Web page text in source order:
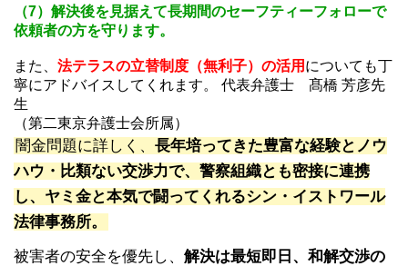
（7）解決後を見据えて長期間のセーフティーフォローで
依頼者の方を守ります。
また、 法テラスの立替制度（無利子）の活用 についても丁
寧にアドバイスしてくれます。 代表弁護士 髙橋 芳彦先
生
（第二東京弁護士会所属）
闇金問題に詳しく、 長年培ってきた豊富な経験とノウ
ハウ・比類ない交渉力で、警察組織とも密接に連携
し、ヤミ金と本気で闘ってくれるシン・イストワール
法律事務所。
被害者の安全を優先し、 解決は最短即日、和解交渉の